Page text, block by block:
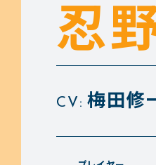
忍
CV: 梅田修